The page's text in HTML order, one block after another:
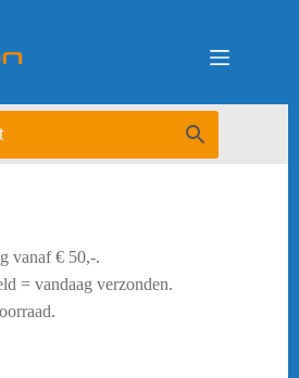
vanaf € 50,-.
= vandaag verzonden.